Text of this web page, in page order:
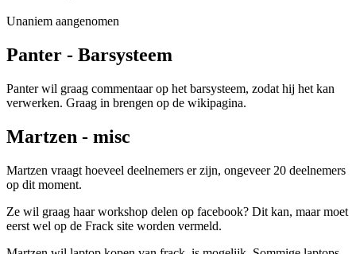
Unaniem aangenomen
Panter - Barsysteem
Panter wil graag commentaar op het barsysteem, zodat hij het kan
verwerken. Graag in brengen op de wikipagina.
Martzen - misc
Martzen vraagt hoeveel deelnemers er zijn, ongeveer 20 deelnemers
op dit moment.
Ze wil graag haar workshop delen op facebook? Dit kan, maar moet
eerst wel op de Frack site worden vermeld.